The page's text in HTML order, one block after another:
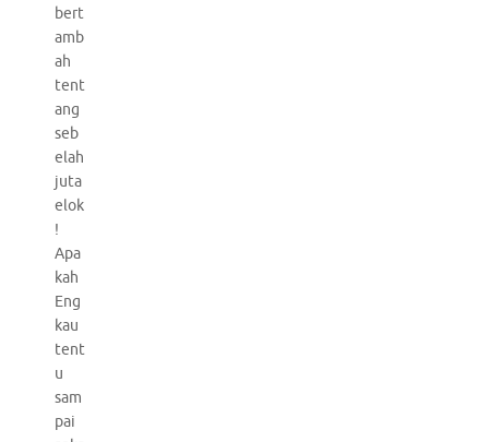
bert
amb
ah
tent
ang
seb
elah
juta
elok
!
Apa
kah
Eng
kau
tent
u
sam
pai